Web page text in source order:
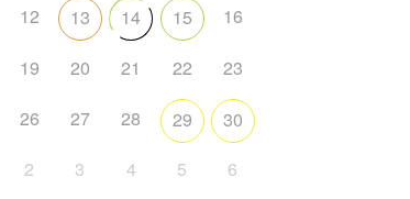
12 13 14 15 16
19 20 21 22 23
26 27 28 29
30
2 3 4 5 6